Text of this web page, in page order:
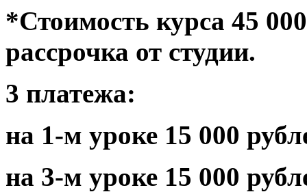
*Стоимость курса 45
рассрочка от студии.
3 платежа:
на 1-м уроке 15 000
на 3-м уроке 15 000